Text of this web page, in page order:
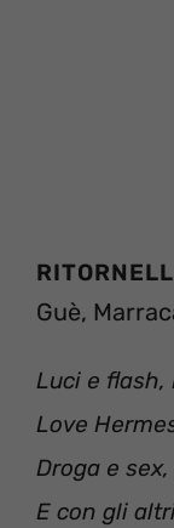
Guè,
Luci e flash,
Love
Droga e
E con gli